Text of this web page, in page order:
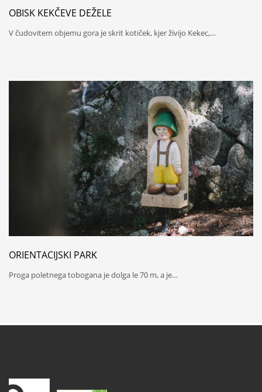
OBISK KEKČEVE DEŽELE
V čudovitem objemu gora je skrit kotiček, kjer živijo Kekec,…
ORIENTACIJSKI PARK
Proga poletnega tobogana je dolga le 70 m, a je…